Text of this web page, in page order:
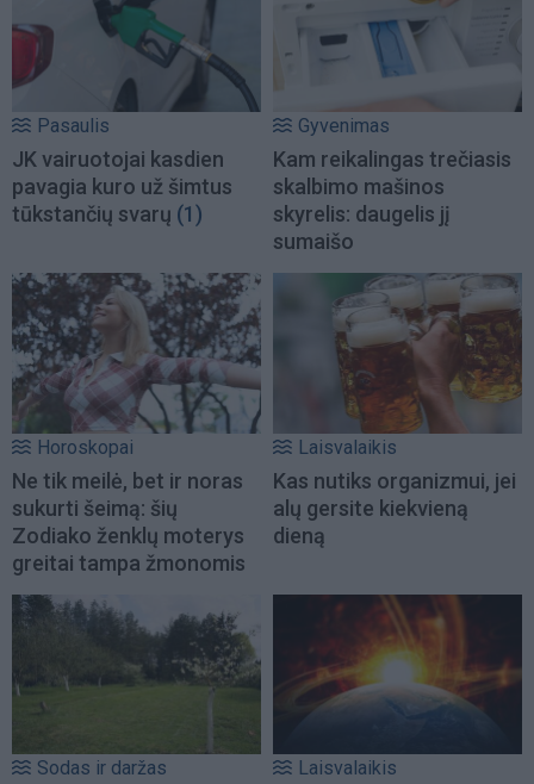
Pasaulis
JK vairuotojai kasdien
pavagia kuro už šimtus
tūkstančių svarų (1)
Gyvenimas
Kam reikalingas trečiasis
skalbimo mašinos
skyrelis: daugelis jį
sumaišo
Horoskopai
Ne tik meilė, bet ir noras
sukurti šeimą: šių
Zodiako ženklų moterys
greitai tampa žmonomis
Laisvalaikis
Kas nutiks organizmui, jei
alų gersite kiekvieną
dieną
Sodas ir daržas Laisvalaikis